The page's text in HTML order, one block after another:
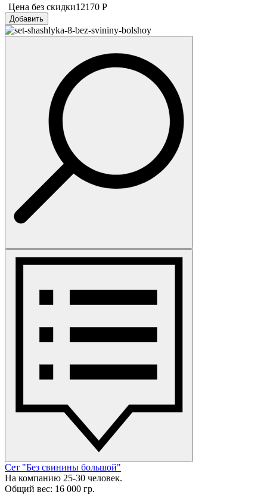
Цена без скидки12170 Р
Добавить
Сет "Без свинины большой"
На компанию 25-30 человек.
Общий вес: 16 000 гр.